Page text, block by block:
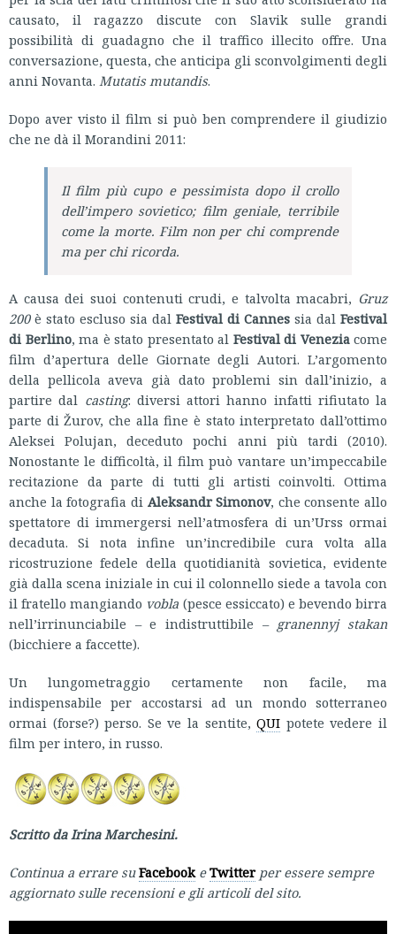
causato, il ragazzo discute con Slavik sulle grandi
possibilità di guadagno che il traffico illecito offre. Una
conversazione, questa, che anticipa gli sconvolgimenti degli
anni Novanta. Mutatis mutandis.
Dopo aver visto il film si può ben comprendere il giudizio
che ne dà il Morandini 2011:
Il film più cupo e pessimista dopo il crollo
dell’impero sovietico; film geniale, terribile
come la morte. Film non per chi comprende
ma per chi ricorda.
A causa dei suoi contenuti crudi, e talvolta macabri, Gruz
200è stato escluso sia dal Festival di Cannes sia dal Festival
di Berlino, ma è stato presentato al Festival di Veneziacome
film d’apertura delle Giornate degli Autori. L’argomento
della pellicola aveva già dato problemi sin dall’inizio, a
partire dal casting: diversi attori hanno infatti rifiutato la
parte di Žurov, che alla fine è stato interpretato dall’ottimo
Aleksei Polujan, deceduto pochi anni più tardi (2010).
Nonostante le difficoltà, il film può vantare un’impeccabile
recitazione da parte di tutti gli artisti coinvolti. Ottima
anche la fotografia di Aleksandr Simonov, che consente allo
spettatore di immergersi nell’atmosfera di un’Urss ormai
decaduta. Si nota infine un’incredibile cura volta alla
ricostruzione fedele della quotidianità sovietica, evidente
già dalla scena iniziale in cui il colonnello siede a tavola con
il fratello mangiando vobla (pesce essiccato) e bevendo birra
nell’irrinunciabile – e indistruttibile – granennyj stakan
(bicchiere a faccette).
Un lungometraggio certamente non facile, ma
indispensabile per accostarsi ad un mondo sotterraneo
ormai (forse?) perso. Se ve la sentite,QUI potete vedere il
film per intero, in russo.
Scritto da Irina Marchesini.
Continua a errare suFacebook e Twitter per essere sempre
aggiornato sulle recensioni e gli articoli del sito.